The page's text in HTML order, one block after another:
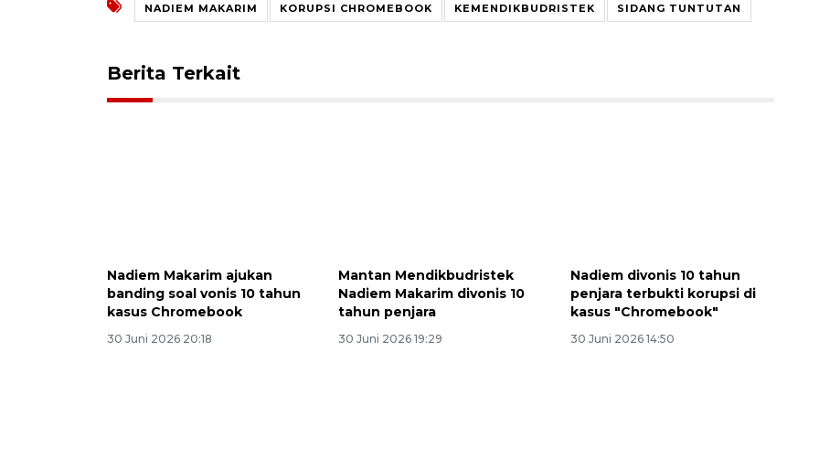
NADIEM MAKARIM KORUPSI CHROMEBOOK KEMENDIKBUDRISTEK SIDANG TUNTUTAN
Berita Terkait
Nadiem Makarim ajukan
banding soal vonis 10 tahun
kasus Chromebook
30 Juni 2026 20:18
Mantan Mendikbudristek
Nadiem Makarim divonis 10
tahun penjara
30 Juni 2026 19:29
Nadiem divonis 10 tahun
penjara terbukti korupsi di
kasus "Chromebook"
30 Juni 2026 14:50